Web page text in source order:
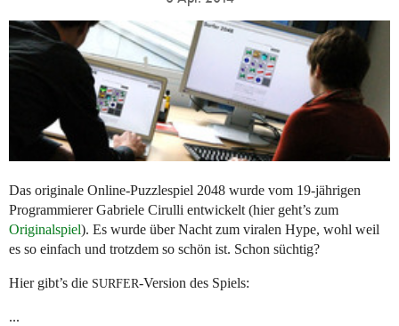
Das originale Online-Puzzlespiel 2048 wurde vom 19-jährigen
Programmierer Gabriele Cirulli entwickelt (hier geht’s zum
Originalspiel). Es wurde über Nacht zum viralen Hype, wohl weil
es so einfach und trotzdem so schön ist. Schon süchtig?
Hier gibt’s die SURFER-Version des Spiels:
...